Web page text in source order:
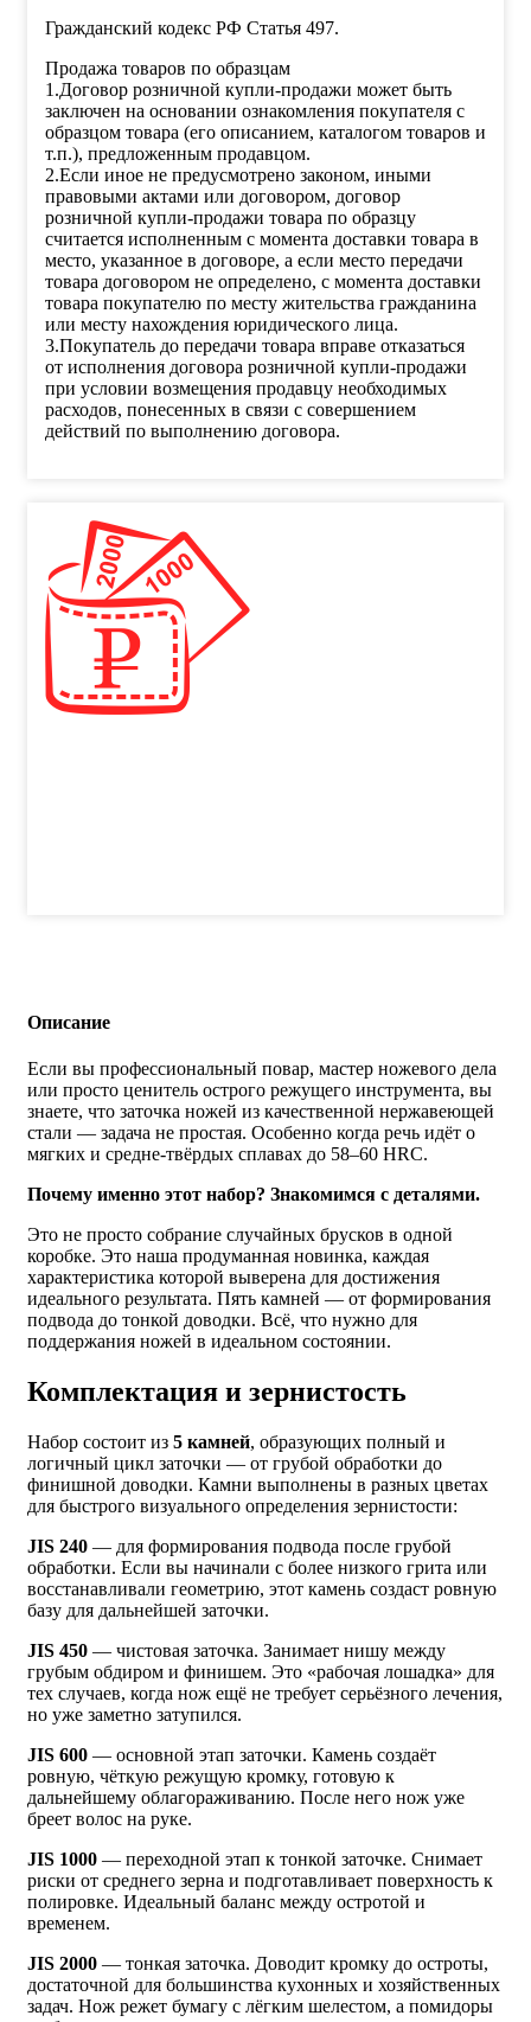
Гражданский кодекс РФ Статья 497.
Продажа товаров по образцам
1.Договор розничной купли-продажи может быть
заключен на основании ознакомления покупателя с
образцом товара (его описанием, каталогом товаров и
т.п.), предложенным продавцом.
2.Если иное не предусмотрено законом, иными
правовыми актами или договором, договор
розничной купли-продажи товара по образцу
считается исполненным с момента доставки товара в
место, указанное в договоре, а если место передачи
товара договором не определено, с момента доставки
товара покупателю по месту жительства гражданина
или месту нахождения юридического лица.
3.Покупатель до передачи товара вправе отказаться
от исполнения договора розничной купли-продажи
при условии возмещения продавцу необходимых
расходов, понесенных в связи с совершением
действий по выполнению договора.
Описание
Если вы профессиональный повар, мастер ножевого дела
или просто ценитель острого режущего инструмента, вы
знаете, что заточка ножей из качественной нержавеющей
стали — задача не простая. Особенно когда речь идёт о
мягких и средне-твёрдых сплавах до 58–60 HRC.
Почему именно этот набор? Знакомимся с деталями.
Это не просто собрание случайных брусков в одной
коробке. Это наша продуманная новинка, каждая
характеристика которой выверена для достижения
идеального результата. Пять камней — от формирования
подвода до тонкой доводки. Всё, что нужно для
поддержания ножей в идеальном состоянии.
Комплектация и зернистость
Набор состоит из 5 камней, образующих полный и
логичный цикл заточки — от грубой обработки до
финишной доводки. Камни выполнены в разных цветах
для быстрого визуального определения зернистости:
JIS 240 — для формирования подвода после грубой
обработки. Если вы начинали с более низкого грита или
восстанавливали геометрию, этот камень создаст ровную
базу для дальнейшей заточки.
JIS 450 — чистовая заточка. Занимает нишу между
грубым обдиром и финишем. Это «рабочая лошадка» для
тех случаев, когда нож ещё не требует серьёзного лечения,
но уже заметно затупился.
JIS 600 — основной этап заточки. Камень создаёт
ровную, чёткую режущую кромку, готовую к
дальнейшему облагораживанию. После него нож уже
бреет волос на руке.
JIS 1000 — переходной этап к тонкой заточке. Снимает
риски от среднего зерна и подготавливает поверхность к
полировке. Идеальный баланс между остротой и
временем.
JIS 2000 — тонкая заточка. Доводит кромку до остроты,
достаточной для большинства кухонных и хозяйственных
задач. Нож режет бумагу с лёгким шелестом, а помидоры